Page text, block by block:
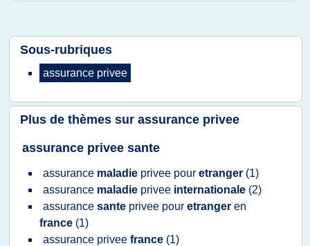
Sous-rubriques
assurance privee
Plus de thèmes sur assurance privee
assurance privee sante
assurance maladie privee pour etranger (1)
assurance maladie privee internationale (2)
assurance sante privee pour etranger en
france (1)
assurance privee france (1)